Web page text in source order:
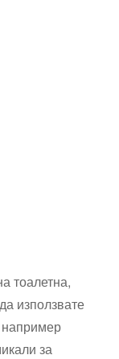
тоалетна,
използвате
например
за